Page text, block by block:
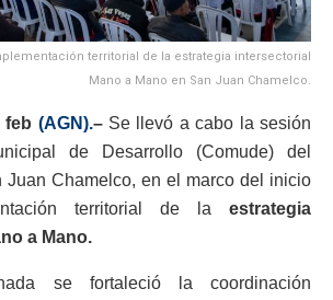
territorial de la estrategia intersectorial
Mano a Mano en San Juan Chamelco.
feb (AGN).–Se llevó a cabo la sesión
de Desarrollo (Comude) del
Juan Chamelco, en el marco del inicio
territorial de la estrategia
a Mano.
se fortaleció la coordinación